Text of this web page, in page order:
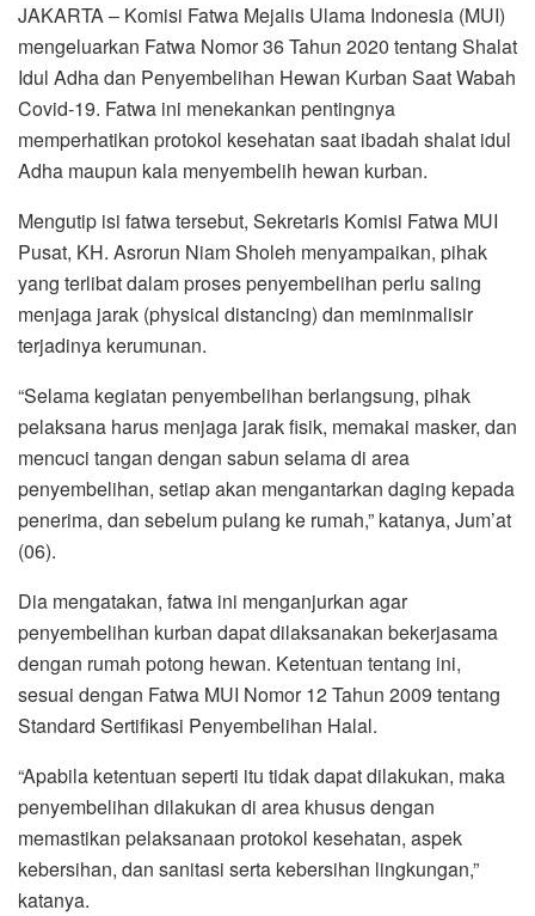
JAKARTA – Komisi Fatwa Mejalis Ulama Indonesia (MUI)
mengeluarkan Fatwa Nomor 36 Tahun 2020 tentang Shalat
Idul Adha dan Penyembelihan Hewan Kurban Saat Wabah
Covid-19. Fatwa ini menekankan pentingnya
memperhatikan protokol kesehatan saat ibadah shalat idul
Adha maupun kala menyembelih hewan kurban.
Mengutip isi fatwa tersebut, Sekretaris Komisi Fatwa MUI
Pusat, KH. Asrorun Niam Sholeh menyampaikan, pihak
yang terlibat dalam proses penyembelihan perlu saling
menjaga jarak (physical distancing) dan meminmalisir
terjadinya kerumunan.
“Selama kegiatan penyembelihan berlangsung, pihak
pelaksana harus menjaga jarak fisik, memakai masker, dan
mencuci tangan dengan sabun selama di area
penyembelihan, setiap akan mengantarkan daging kepada
penerima, dan sebelum pulang ke rumah,” katanya, Jum’at
(06).
Dia mengatakan, fatwa ini menganjurkan agar
penyembelihan kurban dapat dilaksanakan bekerjasama
dengan rumah potong hewan. Ketentuan tentang ini,
sesuai dengan Fatwa MUI Nomor 12 Tahun 2009 tentang
Standard Sertifikasi Penyembelihan Halal.
“Apabila ketentuan seperti itu tidak dapat dilakukan, maka
penyembelihan dilakukan di area khusus dengan
memastikan pelaksanaan protokol kesehatan, aspek
kebersihan, dan sanitasi serta kebersihan lingkungan,”
katanya.